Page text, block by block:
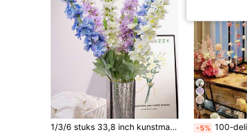
1/3/6 stuks 33,8 inch kunstmatige zijden pauwenbloem met lange steel, nepbloemen, geschikt voor huisdecoratie, kamerdecoratie, bruiloftsdecoratie, vloervaasdecoratie, lente-/zomerdecoratie, tuindecoratie, decoratie voor buitenfeesten, kantoordecoratie
5
-5% 100-delige set hangende bloemenkrans, doe-het-zelf plafonddecoratie met